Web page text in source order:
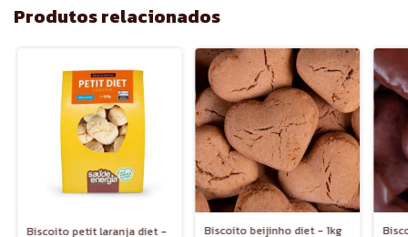
Produtos relacionados
Biscoito petit laranja diet - Biscoito beijinho diet - 1kg